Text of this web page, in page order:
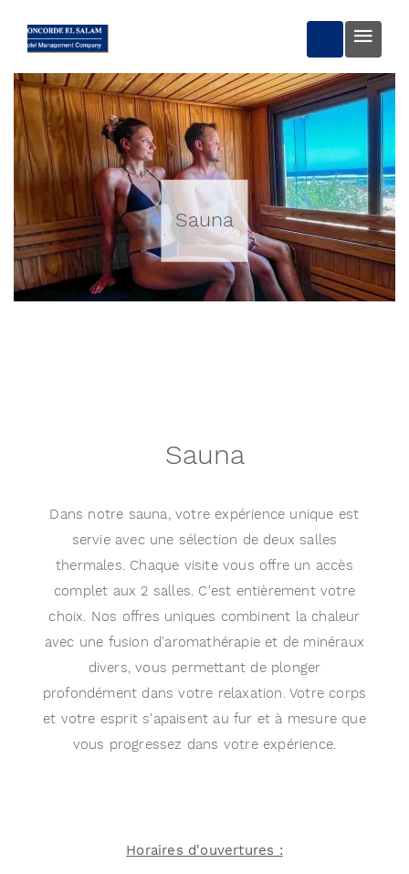
RÉSERVER
Sauna
Sauna
Dans notre sauna, votre expérience unique est
servie avec une sélection de deux salles
thermales. Chaque visite vous offre un accès
complet aux 2 salles. C'est entièrement votre
choix. Nos offres uniques combinent la chaleur
avec une fusion d'aromathérapie et de minéraux
divers, vous permettant de plonger
profondément dans votre relaxation. Votre corps
et votre esprit s'apaisent au fur et à mesure que
vous progressez dans votre expérience.
Horaires d'ouvertures :